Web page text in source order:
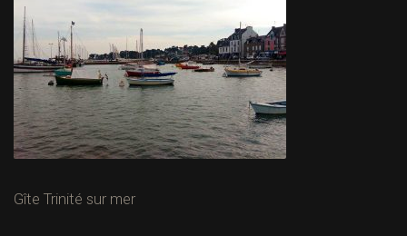
Gîte Trinité sur mer